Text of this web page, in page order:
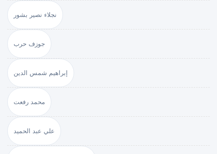
نجلاء نصير بشور
جوزف حرب
إبراهيم شمس الدين
محمد رفعت
علي عبد الحميد